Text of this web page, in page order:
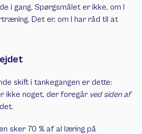
i gang. Spørgsmålet er ikke, om I
Det er, om I har råd til at
skift i tankegangen er dette:
ikke noget, der foregår ved siden af
sker 70 % af al læring på